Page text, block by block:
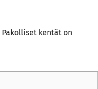
Pakolliset kentät on